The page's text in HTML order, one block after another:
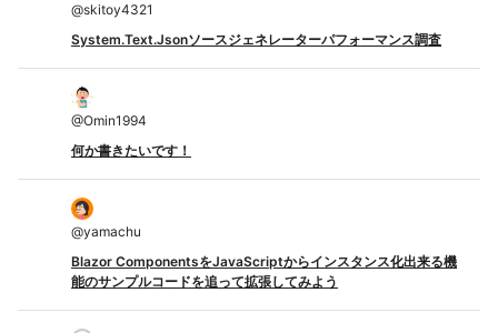
@skitoy4321
System.Text.Jsonソースジェネレーターパフォーマンス調査
@Omin1994
何か書きたいです！
@yamachu
Blazor ComponentsをJavaScriptからインスタンス化出来る機
能のサンプルコードを追って拡張してみよう